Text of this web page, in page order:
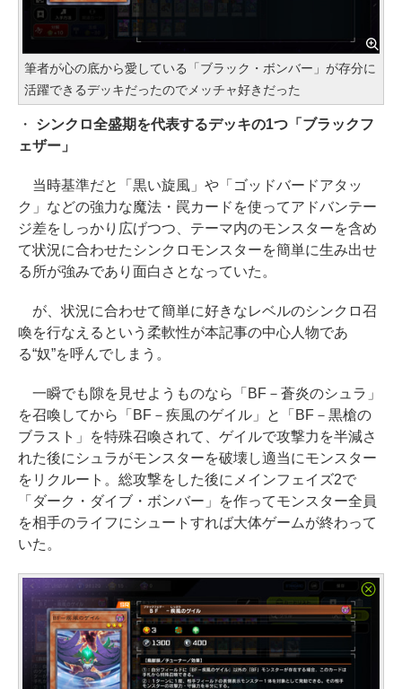
筆者が心の底から愛している「ブラック・ボンバー」が存分に
活躍できるデッキだったのでメッチャ好きだった
・
シンクロ全盛期を代表するデッキの1つ「ブラックフ
ェザー」
当時基準だと「黒い旋風」や「ゴッドバードアタッ
ク」などの強力な魔法・罠カードを使ってアドバンテー
ジ差をしっかり広げつつ、テーマ内のモンスターを含め
て状況に合わせたシンクロモンスターを簡単に生み出せ
る所が強みであり面白さとなっていた。
が、状況に合わせて簡単に好きなレベルのシンクロ召
喚を行なえるという柔軟性が本記事の中心人物であ
る“奴”を呼んでしまう。
一瞬でも隙を見せようものなら「BF－蒼炎のシュラ」
を召喚してから「BF－疾風のゲイル」と「BF－黒槍の
ブラスト」を特殊召喚されて、ゲイルで攻撃力を半減さ
れた後にシュラがモンスターを破壊し適当にモンスター
をリクルート。総攻撃をした後にメインフェイズ2で
「ダーク・ダイブ・ボンバー」を作ってモンスター全員
を相手のライフにシュートすれば大体ゲームが終わって
いた。